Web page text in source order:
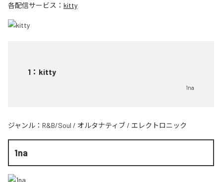
各配信サービス： kitty
1 ： kitty
1na
ジャンル： R&B/Soul / オルタナティブ / エレクトロニック
1na